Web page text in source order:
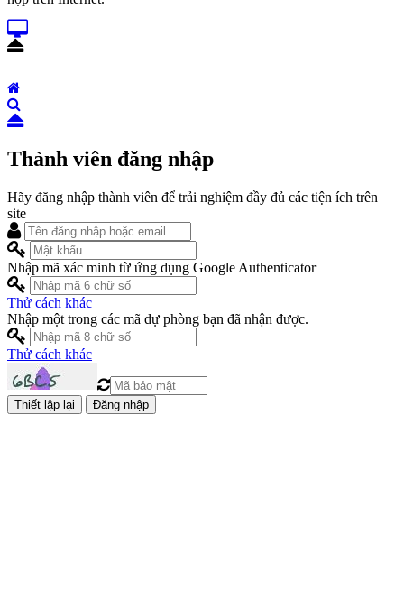
Thành viên đăng nhập
Hãy đăng nhập thành viên để trải nghiệm đầy đủ các tiện ích trên
site
Nhập mã xác minh từ ứng dụng Google Authenticator
Thử cách khác
Nhập một trong các mã dự phòng bạn đã nhận được.
Thử cách khác
Đăng nhập